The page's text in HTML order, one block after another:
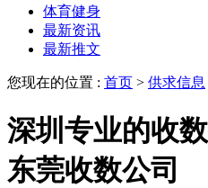
体育健身
最新资讯
最新推文
您现在的位置 : 首页 > 供求信息
深圳专业的收
东莞收数公司